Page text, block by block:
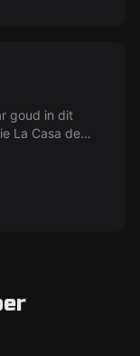
goud in dit
La Casa de